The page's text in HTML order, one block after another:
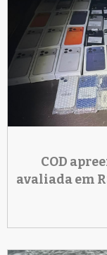
COD
avaliada em